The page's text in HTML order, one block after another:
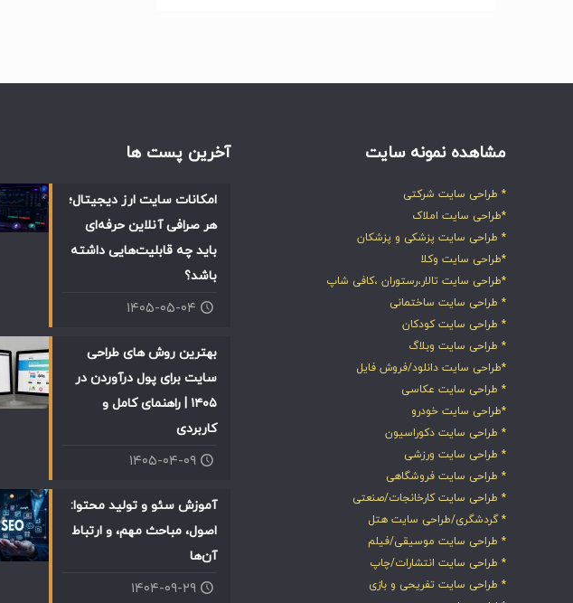
مشاهده نمونه سایت
* طراحی سایت شرکتی
*طراحی سایت املاک
* طراحی سایت پزشکی و پزشکان
*طراحی سایت وکلا
*طراحی سایت تالار،رستوران ،کافی شاپ
* طراحی سایت ساختمانی
* طراحی سایت کودکان
* طراحی سایت وبلاگ
*طراحی سایت دانلود/فروش فایل
* طراحی سایت عکاسی
*طراحی سایت خودرو
* طراحی سایت دکوراسیون
* طراحی سایت ورزشی
* طراحی سایت فروشگاهی
* طراحی سایت کارخانجات/صنعتی
* گردشگری/طراحی سایت هتل
* طراحی سایت موسیقی/فیلم
* طراحی سایت انتشارات/چاپ
* طراحی سایت تفریحی و بازی
آخرین پست ها
امکانات سایت ارز دیجیتال؛
هر صرافی آنلاین حرفه‌ای
باید چه قابلیت‌هایی داشته
باشد؟
۱۴۰۵-۰۵-۰۴
بهترین روش های طراحی
سایت برای پول درآوردن در
۱۴۰۵ | راهنمای کامل و
کاربردی
۱۴۰۵-۰۴-۰۹
آموزش سئو و تولید محتوا:
اصول، مباحث مهم، و ارتباط
آن‌ها
۱۴۰۴-۰۹-۲۹